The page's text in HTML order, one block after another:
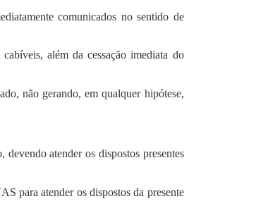
comunicados no sentido de
além da cessação imediata do
não gerando, em qualquer hipótese,
devendo atender os dispostos presentes
para atender os dispostos da presente